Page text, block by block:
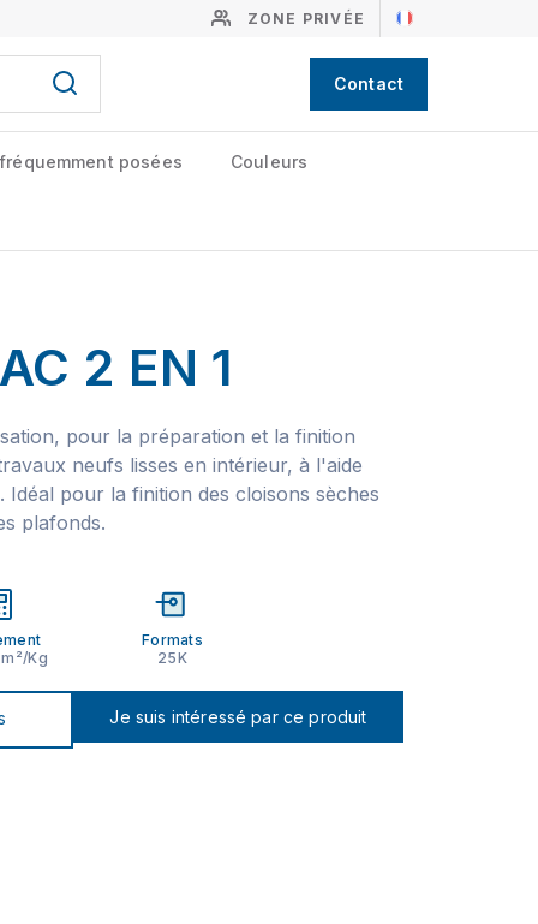
ZONE PRIVÉE
Contact
posées Couleurs
2 EN 1
pour la préparation et la finition
neufs lisses en intérieur, à l'aide
Idéal pour la finition des cloisons sèches
plafonds.
Kg
Formats
25K
Je suis intéressé par ce produit